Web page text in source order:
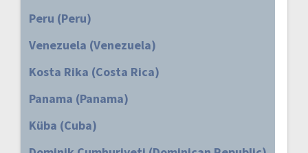
Peru (Peru)
Venezuela (Venezuela)
Kosta Rika (Costa Rica)
Panama (Panama)
Küba (Cuba)